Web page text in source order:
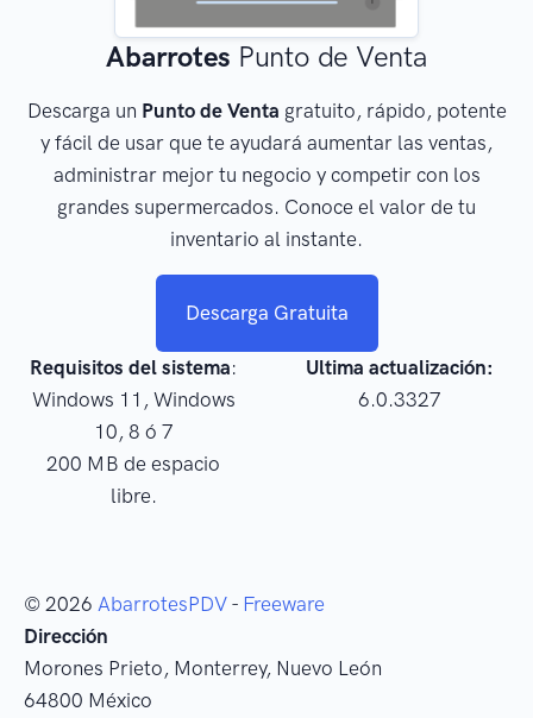
Abarrotes Punto de Venta
Descarga un Punto de Venta gratuito, rápido, potente
y fácil de usar que te ayudará aumentar las ventas,
administrar mejor tu negocio y competir con los
grandes supermercados. Conoce el valor de tu
inventario al instante.
Descarga Gratuita
Requisitos del sistema:
Windows 11, Windows
10, 8 ó 7
200 MB de espacio
libre.
Ultima actualización:
6.0.3327
© 2026 AbarrotesPDV - Freeware
Dirección
Morones Prieto, Monterrey, Nuevo León
64800 México